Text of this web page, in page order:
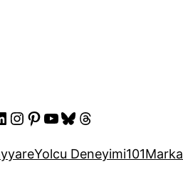
Instagram
Pinterest
YouTube
Bluesky
Threads
Yolcu Deneyimi101Marka